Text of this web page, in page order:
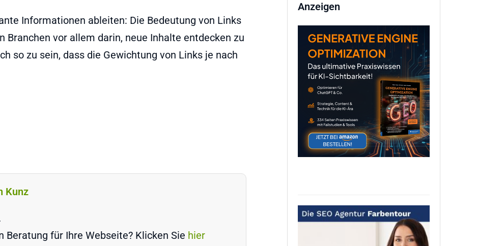
Informationen ableiten: Die Bedeutung von Links
vor allem darin, neue Inhalte entdecken zu
so zu sein, dass die Gewichtung von Links je nach
Kunz
Beratung für Ihre Webseite? Klicken Sie hier
Anzeigen